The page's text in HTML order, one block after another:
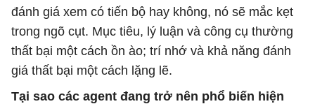
đánh giá xem có tiến bộ hay không, nó sẽ mắc kẹt
trong ngõ cụt. Mục tiêu, lý luận và công cụ thường
thất bại một cách ồn ào; trí nhớ và khả năng đánh
giá thất bại một cách lặng lẽ.
Tại sao các agent đang trở nên phổ biến hiện